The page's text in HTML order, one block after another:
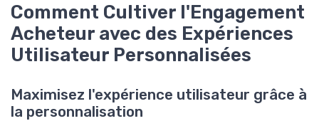
Comment Cultiver l'Engagement
Acheteur avec des Expériences
Utilisateur Personnalisées
Maximisez l'expérience utilisateur grâce à
la personnalisation